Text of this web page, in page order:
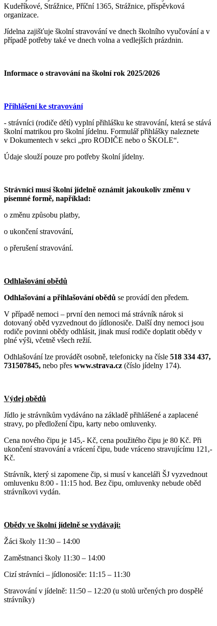
Kudeříkové, Strážnice, Příční 1365, Strážnice, příspěvková
organizace.
Jídelna zajišťuje školní stravování ve dnech školního vyučování a v
případě potřeby také ve dnech volna a vedlejších prázdnin.
Informace o stravování na školní rok 2025/2026
Přihlášení ke stravování
- strávníci (rodiče dětí) vyplní přihlášku ke stravování, která se stává
školní matrikou pro školní jídelnu. Formulář přihlášky naleznete
v Dokumentech v sekci „pro RODIČE nebo o ŠKOLE“.
Údaje slouží pouze pro potřeby školní jídelny.
Strávníci musí školní jídelně oznámit jakoukoliv změnu v
písemné formě, například:
o změnu způsobu platby,
o ukončení stravování,
o přerušení stravování.
Odhlašování obědů
Odhlašování a přihlašování obědů se provádí den předem.
V případě nemoci – první den nemoci má strávník nárok si
dotovaný oběd vyzvednout do jídlonosiče. Další dny nemoci jsou
rodiče povinni obědy odhlásit, jinak musí rodiče doplatit obědy v
plné výši, včetně všech režií.
Odhlašování lze provádět osobně, telefonicky na čísle 518 334 437,
731507845, nebo přes www.strava.cz (číslo jídelny 174).
Výdej obědů
Jídlo je strávníkům vydáváno na základě přihlášené a zaplacené
stravy, po předložení čipu, karty nebo omluvenky.
Cena nového čipu je 145,- Kč, cena použitého čipu je 80 Kč. Při
ukončení stravování a vrácení čipu, bude vráceno stravujícímu 121,-
Kč.
Strávník, který si zapomene čip, si musí v kanceláři ŠJ vyzvednout
omluvenku 8:00 - 11:15 hod. Bez čipu, omluvenky nebude oběd
strávníkovi vydán.
Obědy ve školní jídelně se vydávají:
Žáci školy 11:30 – 14:00
Zaměstnanci školy 11:30 – 14:00
Cizí strávníci – jídlonosiče: 11:15 – 11:30
Stravování v jídelně: 11:50 – 12:20 (u stolů určených pro dospělé
strávníky)